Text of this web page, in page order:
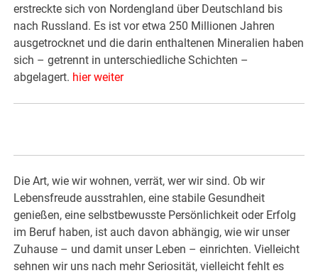
erstreckte sich von Nordengland über Deutschland bis
nach Russland. Es ist vor etwa 250 Millionen Jahren
ausgetrocknet und die darin enthaltenen Mineralien haben
sich – getrennt in unterschiedliche Schichten –
abgelagert. hier weiter
Die Art, wie wir wohnen, verrät, wer wir sind. Ob wir
Lebensfreude ausstrahlen, eine stabile Gesundheit
genießen, eine selbstbewusste Persönlichkeit oder Erfolg
im Beruf haben, ist auch davon abhängig, wie wir unser
Zuhause – und damit unser Leben – einrichten. Vielleicht
sehnen wir uns nach mehr Seriosität, vielleicht fehlt es